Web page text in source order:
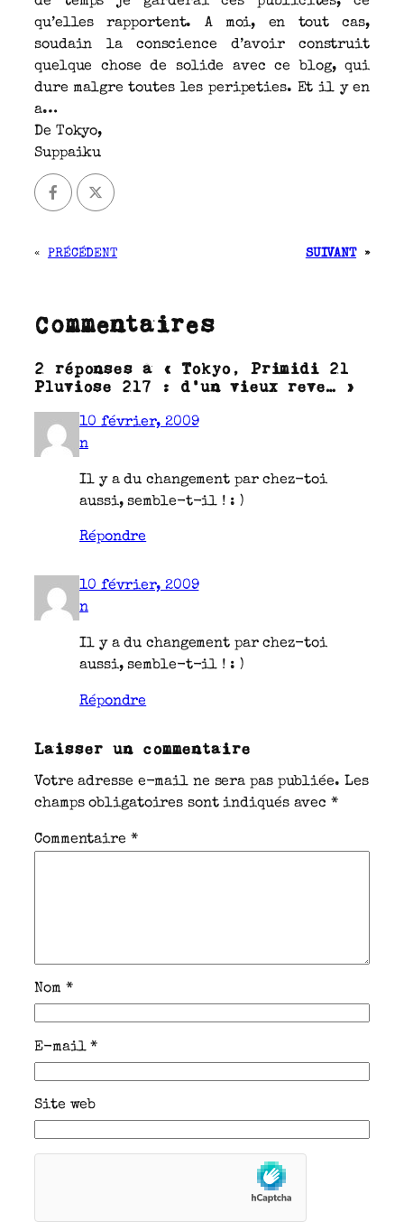
qu’elles rapportent. A moi, en tout cas,
soudain la conscience d’avoir construit
quelque chose de solide avec ce blog, qui
dure malgre toutes les peripeties. Et il y en
a…
De Tokyo,
Suppaiku
« PRÉCÉDENT SUIVANT »
Commentaires
2 réponses à « Tokyo, Primidi 21
Pluviose 217 : d’un vieux reve… »
10 février, 2009
n
Il y a du changement par chez-toi
aussi, semble-t-il ! : )
Répondre
10 février, 2009
n
Il y a du changement par chez-toi
aussi, semble-t-il ! : )
Répondre
Laisser un commentaire
Votre adresse e-mail ne sera pas publiée. Les
champs obligatoires sont indiqués avec*
Commentaire *
Nom *
E-mail*
Site web